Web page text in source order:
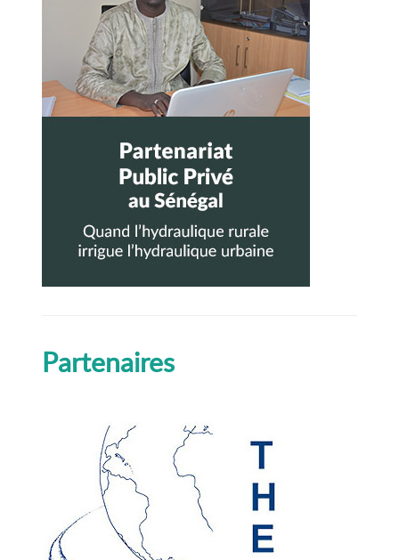
principale
Partenaires